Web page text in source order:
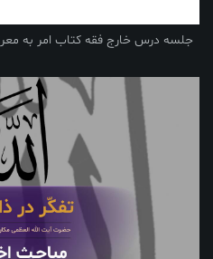
جلسه درس خارج فقه کتاب امر به معروف و